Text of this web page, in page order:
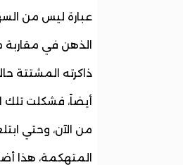
عبارة ليس من
الذهن في
ذاكرته المشتتة
أيضاً، فشكلت تلك
من الآن، وحتي
المتهكمة، هذا